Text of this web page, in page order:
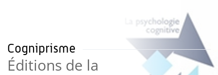
Cogniprisme
Éditions de la